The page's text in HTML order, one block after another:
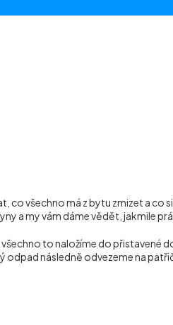
co všechno má z bytu zmizet a co
a my vám dáme vědět, jakmile
to naložíme do přistavené
odpad následně odvezeme na